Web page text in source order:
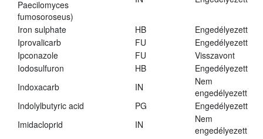
Paecilomyces
fumosoroseus)
Iron sulphate HB
Engedélyezett
Iprovalicarb
FU
Engedélyezett
Ipconazole
FU
Visszavont
Iodosulfuron
HB
Engedélyezett
Indoxacarb
IN
Nem
engedélyezett
Indolylbutyric acid
PG
Engedélyezett
Imidacloprid
IN
Nem
engedélyezett